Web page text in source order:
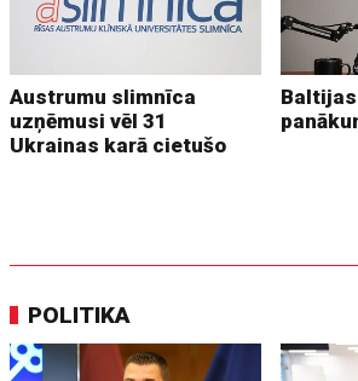
Austrumu slimnīca
uzņēmusi vēl 31
Ukrainas karā cietušo
POLITIKA